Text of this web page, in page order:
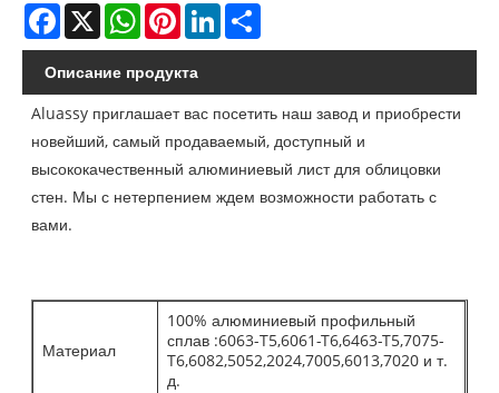
Facebook
X WhatsAppPinterestLinkedIn
Описание продукта
Aluassy приглашает вас посетить наш завод и приобрести
новейший, самый продаваемый, доступный и
высококачественный алюминиевый лист для облицовки
стен. Мы с нетерпением ждем возможности работать с
вами.
Материал
100% алюминиевый профильный
сплав :6063-T5,6061-T6,6463-T5,7075-
T6,6082,5052,2024,7005,6013,7020 и т.
д.